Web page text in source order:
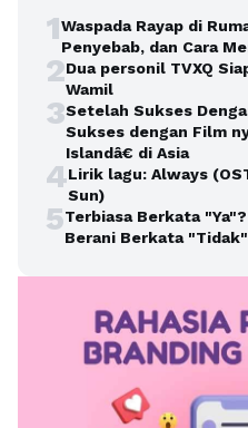
1Waspada Rayap di
Penyebab, dan Cara
2Dua personil TVXQ
Wamil
3Setelah Sukses
Sukses dengan Film
Islandâ€ di Asia
4Lirik lagu: Always
Sun)
5Terbiasa Berkata
Berani Berkata